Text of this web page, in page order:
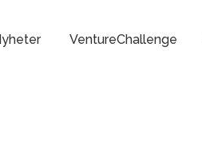
VentureChallenge